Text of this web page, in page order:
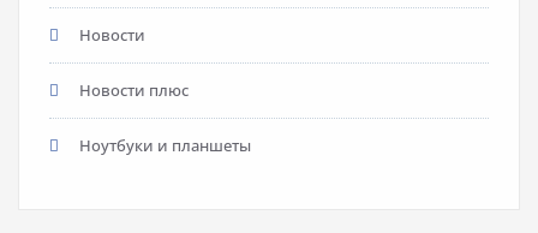
Новости
Новости плюс
Ноутбуки и планшеты